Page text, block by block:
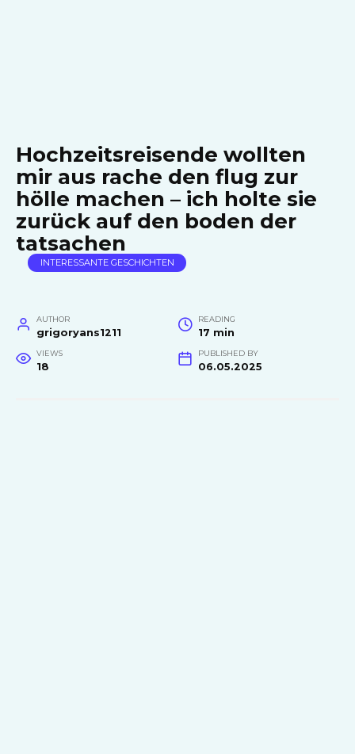
Hochzeitsreisende wollten
mir aus rache den flug zur
hölle machen – ich holte sie
zurück auf den boden der
tatsachen
INTERESSANTE GESCHICHTEN
AUTHOR
grigoryans1211
READING
17 min
VIEWS
18
PUBLISHED BY
06.05.2025